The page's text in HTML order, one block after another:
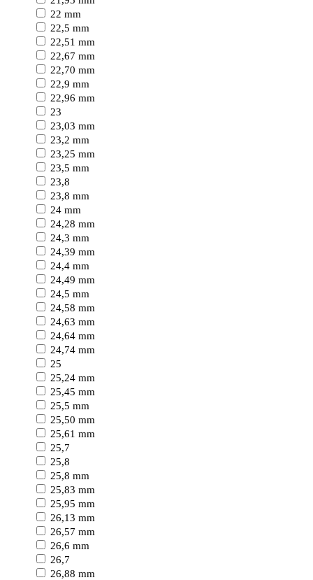
22 mm
22,5 mm
22,51 mm
22,67 mm
22,70 mm
22,9 mm
22,96 mm
23
23,03 mm
23,2 mm
23,25 mm
23,5 mm
23,8
23,8 mm
24 mm
24,28 mm
24,3 mm
24,39 mm
24,4 mm
24,49 mm
24,5 mm
24,58 mm
24,63 mm
24,64 mm
24,74 mm
25
25,24 mm
25,45 mm
25,5 mm
25,50 mm
25,61 mm
25,7
25,8
25,8 mm
25,83 mm
25,95 mm
26,13 mm
26,57 mm
26,6 mm
26,7
26,88 mm